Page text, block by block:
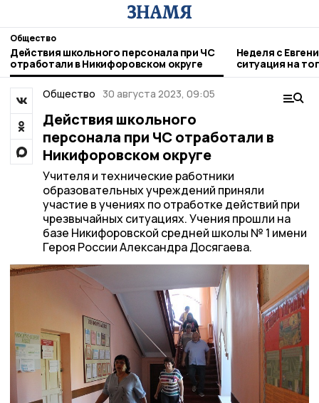
Общество
Действия школьного персонала при ЧС
отработали в Никифоровском округе
Неделя с
ситуация на
городе и
Общество
30 августа 2023, 09:05
Действия школьного
персонала при ЧС отработали в
Никифоровском округе
Учителя и технические работники
образовательных учреждений приняли
участие в учениях по отработке действий при
чрезвычайных ситуациях. Учения прошли на
базе Никифоровской средней школы № 1 имени
Героя России Александра Досягаева.